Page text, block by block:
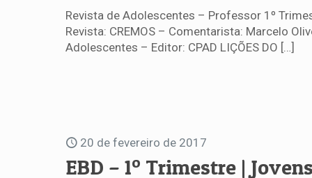
Revista de Adolescentes – Professor 1º
Revista: CREMOS – Comentarista: Marcelo
Adolescentes – Editor: CPAD LIÇÕES DO […]
20 de fevereiro de 2017
EBD – 1º Trimestre |